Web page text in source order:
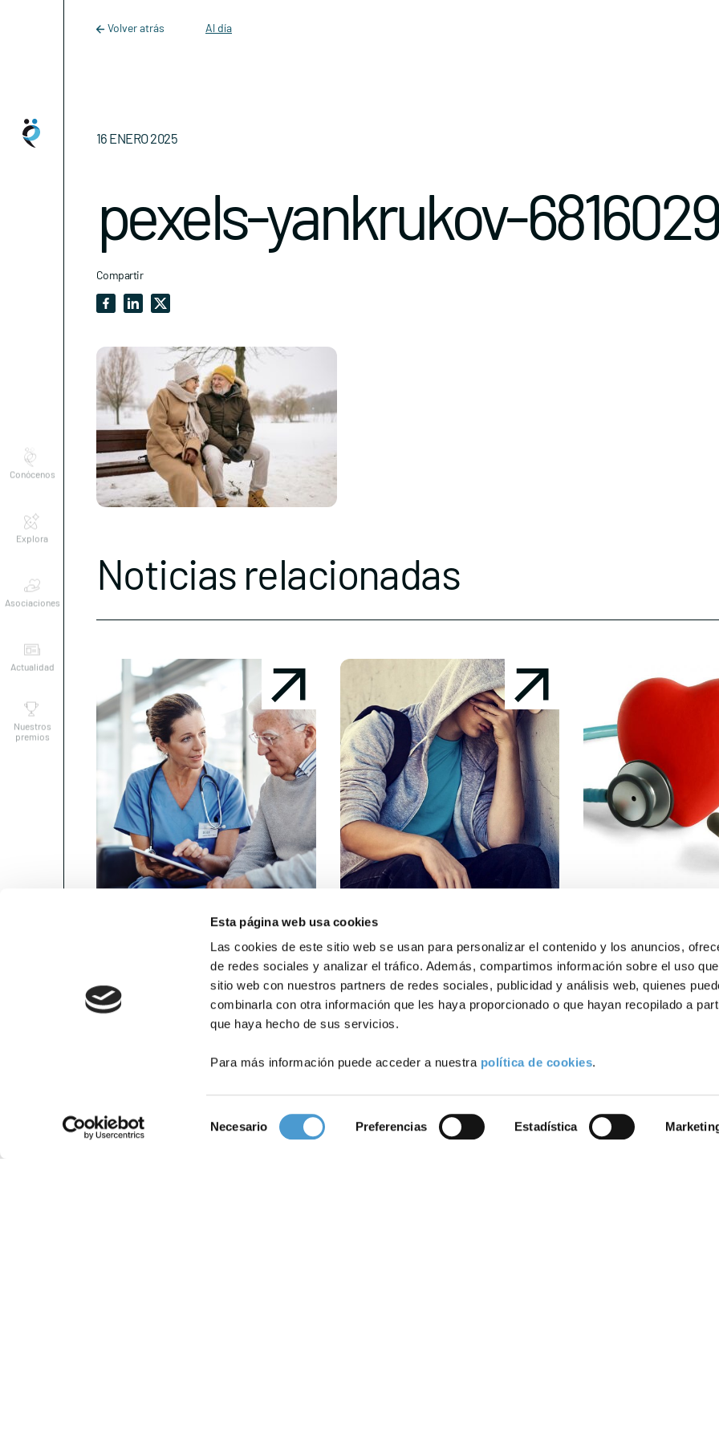
Esta página web usa cookies
Las cookies de este sitio web se usan para personalizar el contenido y los anuncios,
de redes sociales y analizar el tráfico. Además, compartimos información sobre el uso
sitio web con nuestros partners de redes sociales, publicidad y análisis web, quienes
combinarla con otra información que les haya proporcionado o que hayan recopilado a
que haya hecho de sus servicios.
Para más información puede acceder a nuestra política de cookies.
de
Necesario Preferencias Estadística
Main Navigation
Conócenos
Explora
Asociaciones
Actualidad
Nuestros
premios
Volver atrás Al día
16 ENERO 2025
pexels-yankrukov-6816029
Compartir
Noticias relacionadas
Ya está operativo el
16 ENERO, 2025 AL DÍA
Neurociencia y salud
emocional: nuevas...
16 ENERO, 2025 ARTÍCULOS
‘Cardioayuda’:
15 ENERO, 2025
Conócenos
Explora
Actualidad
Nuestros
Política de Privacidad Política de Cookies Aviso